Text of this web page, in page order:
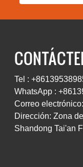
Tel :
WhatsApp :
Correo
Dirección: Zona
Shandong Tai'an